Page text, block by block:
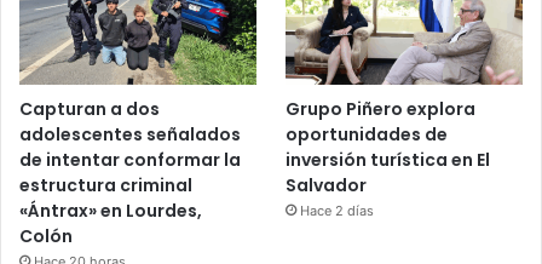
Capturan a dos
adolescentes señalados
de intentar conformar la
estructura criminal
«Ántrax» en Lourdes,
Colón
Grupo Piñero explora
oportunidades de
inversión turística en El
Salvador
Hace 2 días